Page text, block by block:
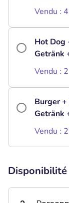
Vendu :
Hot Dog
Getränk
Vendu : 2
Burger
Getränk
Vendu :
Disponibilité